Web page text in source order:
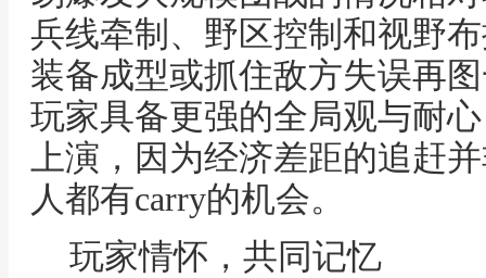
兵线牵制、野区控制和视野
装备成型或抓住敌方失误再
玩家具备更强的全局观与耐
上演，因为经济差距的追赶
人都有carry的机会。
玩家情怀，共同记忆